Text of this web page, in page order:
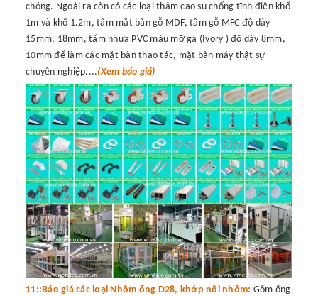
chóng. Ngoài ra còn có các loại thảm cao su chống tĩnh điện khổ
1m và khổ 1.2m, tấm mặt bàn gỗ MDF, tấm gỗ MFC độ dày
15mm, 18mm, tấm nhựa PVC màu mỡ gà (Ivory ) độ dày 8mm,
10mm để làm các mặt bàn thao tác, mặt bàn máy thật sự
chuyên nghiệp....(Xem báo giá)
11::Báo giá các loại Nhôm ống D28, khớp nối nhôm: Gồm ống